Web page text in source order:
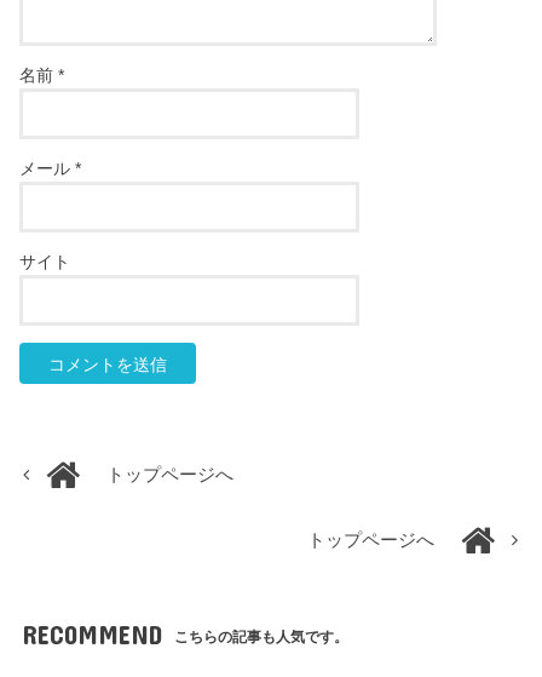
名前*
メール*
サイト
トップページへ
トップページへ
RECOMMEND こちらの記事も人気です。